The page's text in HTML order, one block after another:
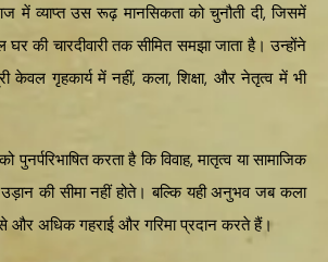
में व्याप्त उस रूढ़ मानसिकता को चुनौती दी, जिसमें
की चारदीवारी तक सीमित समझा जाता है। उन्होंने
केवल गृहकार्य में नहीं, कला, शिक्षा, और नेतृत्व में भी
करता है कि विवाह, मातृत्व या सामाजिक
की सीमा नहीं होते। बल्कि यही अनुभव जब कला
अधिक गहराई और गरिमा प्रदान करते हैं।